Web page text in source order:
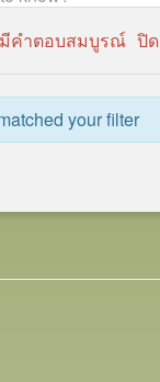
ายใน
มีคำตอบสมบูรณ์ ปิด
your filter